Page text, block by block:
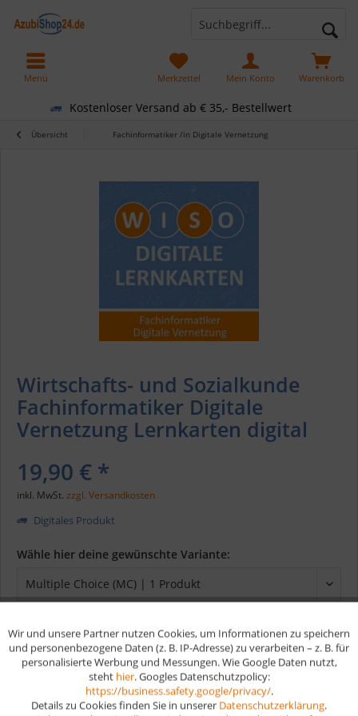
Kostenloser Versand ab € 35,- Bestellwert
Warenkorb
Merkzettel Mein Konto
Menü
Übersicht Fachinformatiker /in Digitale Vernetzung
Wirtschafts- und Sozialkunde
Fachinformatiker Digitale
Vernetzung Lernkarten digital
19,90 € *
inkl. MwSt. zzgl. Versandkosten
Digitales Produkt
Wähle hier deine gewünschte Variante:
In denWarenkorb
Funktionale Aktiv
Aktiv
Wir und unsere Partner nutzen Cookies, um Informationen zu speichern
und personenbezogene Daten (z. B. IP-Adresse) zu verarbeiten – z. B. für
personalisierte Werbung und Messungen. Wie Google Daten nutzt,
steht hier. Googles Datenschutzpolicy:
https://business.safety.google/privacy/.
Details zu Cookies finden Sie in unserer Datenschutzerklärung.